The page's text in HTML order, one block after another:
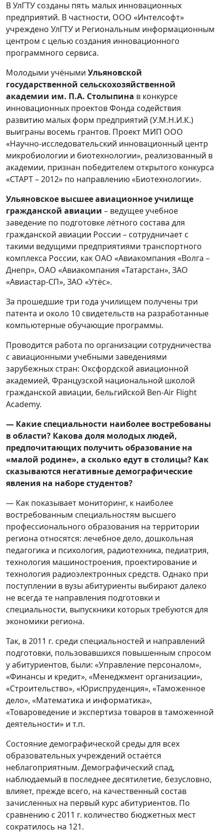
В УлГТУ созданы пять малых инновационных
предприятий. В частности, ООО «Интелсофт»
учреждено УлГТУ и Региональным информационным
центром с целью создания инновационного
программного сервиса.
Молодыми учёными Ульяновской
государственной сельскохозяйственной
академии им. П.А. Столыпина в конкурсе
инновационных проектов Фонда содействия
развитию малых форм предприятий (У.М.Н.И.К.)
выиграны восемь грантов. Проект МИП ООО
«Научно-исследовательский инновационный центр
микробиологии и биотехнологии», реализованный в
академии, признан победителем открытого конкурса
«СТАРТ – 2012» по направлению «Биотехнологии».
Ульяновское высшее авиационное училище
гражданской авиации – ведущее учебное
заведение по подготовке лётного состава для
гражданской авиации России – сотрудничает с
такими ведущими предприятиями транспортного
комплекса России, как ОАО «Авиакомпания «Волга –
Днепр», ОАО «Авиакомпания «Татарстан», ЗАО
«Авиастар-СП», ЗАО «Утёс».
За прошедшие три года училищем получены три
патента и около 10 свидетельств на разработанные
компьютерные обучающие программы.
Проводится работа по организации сотрудничества
с авиационными учебными заведениями
зарубежных стран: Оксфордской авиационной
академией, Французской национальной школой
гражданской авиации, бельгийской Ben-Air Flight
Academy.
— Какие специальности наиболее востребованы
в области? Какова доля молодых людей,
предпочитающих получить образование на
«малой родине», а сколько едут в столицы? Как
сказываются негативные демографические
явления на наборе студентов?
— Как показывает мониторинг, к наиболее
востребованным специальностям высшего
профессионального образования на территории
региона относятся: лечебное дело, дошкольная
педагогика и психология, радиотехника, педиатрия,
технология машиностроения, проектирование и
технология радиоэлектронных средств. Однако при
поступлении в вузы абитуриенты выбирают далеко
не всегда те направления подготовки и
специальности, выпускники которых требуются для
экономики региона.
Так, в 2011 г. среди специальностей и направлений
подготовки, пользовавшихся повышенным спросом
у абитуриентов, были: «Управление персоналом»,
«Финансы и кредит», «Менеджмент организации»,
«Строительство», «Юриспруденция», «Таможенное
дело», «Математика и информатика»,
«Товароведение и экспертиза товаров в таможенной
деятельности» и т.п.
Состояние демографической среды для всех
образовательных учреждений остаётся
неблагоприятным. Демографический спад,
наблюдаемый в последнее десятилетие, безусловно,
влияет, прежде всего, на качественный состав
зачисленных на первый курс абитуриентов. По
сравнению с 2011 г. количество бюджетных мест
сократилось на 121.